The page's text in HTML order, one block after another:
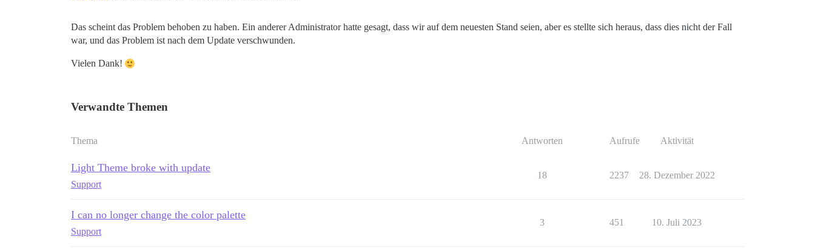
Das scheint das Problem behoben zu haben. Ein anderer Administrator hatte gesagt, dass wir auf dem neuesten Stand seien, aber es stellte sich heraus, dass dies nicht der Fall
war, und das Problem ist nach dem Update verschwunden.
Vielen Dank!
Verwandte Themen
Thema Antworten Aufrufe Aktivität
Light Theme broke with update
Support
18 2237 28. Dezember 2022
I can no longer change the color palette
Support
3 451 10. Juli 2023